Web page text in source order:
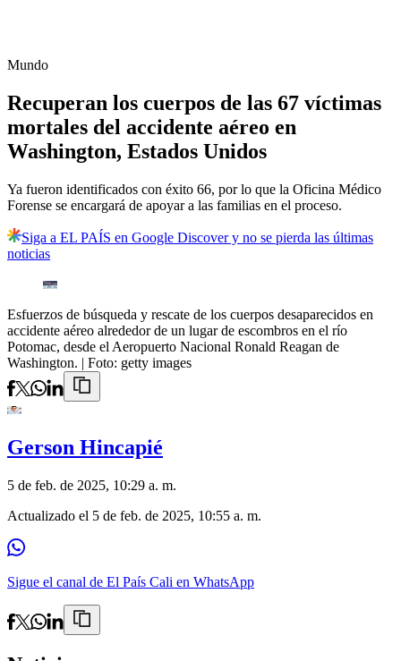
Mundo
Recuperan los cuerpos de las 67 víctimas
mortales del accidente aéreo en
Washington, Estados Unidos
Ya fueron identificados con éxito 66, por lo que la Oficina Médico
Forense se encargará de apoyar a las familias en el proceso.
Siga a EL PAÍS en Google Discover y no se pierda las últimas
noticias
Esfuerzos de búsqueda y rescate de los cuerpos desaparecidos en
accidente aéreo alrededor de un lugar de escombros en el río
Potomac, desde el Aeropuerto Nacional Ronald Reagan de
Washington. | Foto: getty images
Gerson Hincapié
5 de feb. de 2025, 10:29 a. m.
Actualizado el 5 de feb. de 2025, 10:55 a. m.
Sigue el canal de El País Cali en WhatsApp